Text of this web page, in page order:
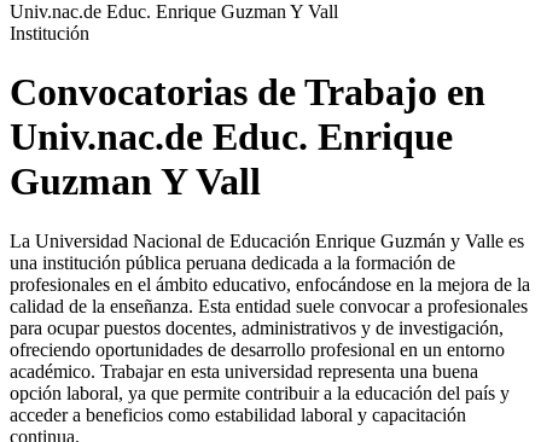
Univ.nac.de Educ. Enrique Guzman Y Vall
Institución
Convocatorias de Trabajo en
Univ.nac.de Educ. Enrique
Guzman Y Vall
La Universidad Nacional de Educación Enrique Guzmán y Valle es
una institución pública peruana dedicada a la formación de
profesionales en el ámbito educativo, enfocándose en la mejora de la
calidad de la enseñanza. Esta entidad suele convocar a profesionales
para ocupar puestos docentes, administrativos y de investigación,
ofreciendo oportunidades de desarrollo profesional en un entorno
académico. Trabajar en esta universidad representa una buena
opción laboral, ya que permite contribuir a la educación del país y
acceder a beneficios como estabilidad laboral y capacitación
continua.